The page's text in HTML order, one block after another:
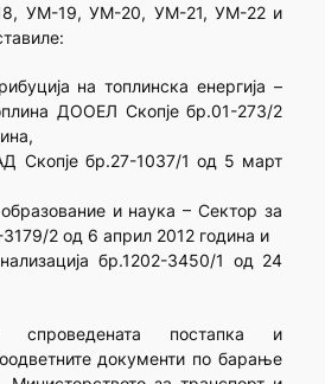
УМ-19, УМ-20, УМ-21, УМ-22 и
на топлинска енергија –
ДООЕЛ Скопје бр.01-273/2
Скопје бр.27-1037/1 од 5 март
и наука – Сектор за
2 од 6 април 2012 година и
бр.1202-3450/1 од 24
постапка и
документи по барање